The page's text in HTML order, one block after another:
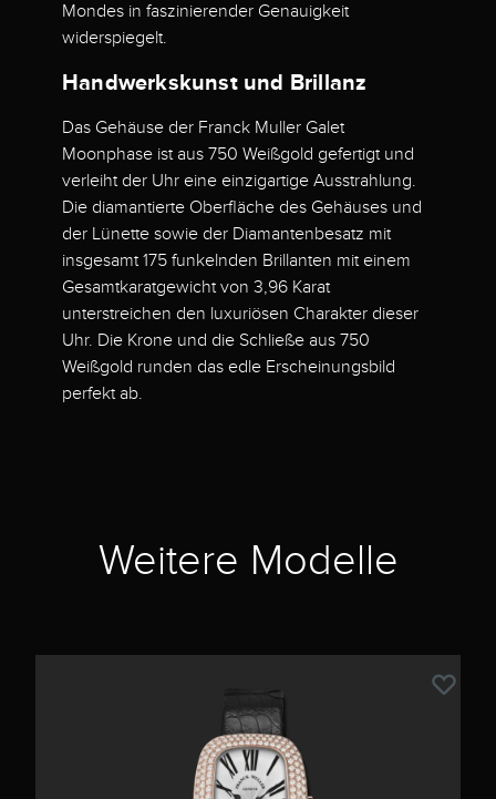
Mondes in faszinierender Genauigkeit
widerspiegelt.
Handwerkskunst und Brillanz
Das Gehäuse der Franck Muller Galet
Moonphase ist aus 750 Weißgold gefertigt und
verleiht der Uhr eine einzigartige Ausstrahlung.
Die diamantierte Oberfläche des Gehäuses und
der Lünette sowie der Diamantenbesatz mit
insgesamt 175 funkelnden Brillanten mit einem
Gesamtkaratgewicht von 3,96 Karat
unterstreichen den luxuriösen Charakter dieser
Uhr. Die Krone und die Schließe aus 750
Weißgold runden das edle Erscheinungsbild
perfekt ab.
Weitere Modelle